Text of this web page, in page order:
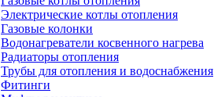
Электрические котлы отопления
Газовые колонки
Водонагреватели косвенного нагрева
Радиаторы отопления
Трубы для отопления и водоснабжения
Фитинги